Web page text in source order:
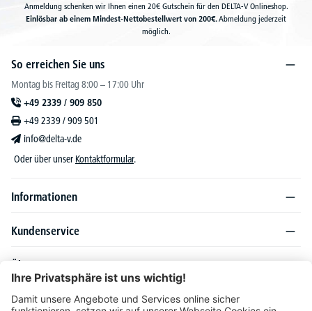
Anmeldung schenken wir Ihnen einen 20€ Gutschein für den DELTA-V Onlineshop.
Einlösbar ab einem Mindest-Nettobestellwert von 200€.Abmeldung jederzeit
möglich.
So erreichen Sie uns
Montag bis Freitag 8:00 – 17:00 Uhr
+49 2339 / 909 850
+49 2339 / 909 501
info@delta-v.de
Oder über unser Kontaktformular.
Informationen
Kundenservice
Über DELTA-V
Produktsortiment